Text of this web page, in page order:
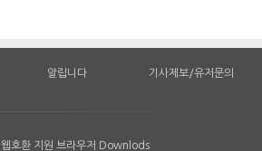
알립니다 기사제보/유저문의
웹호환 지원 브라우저 Downlods